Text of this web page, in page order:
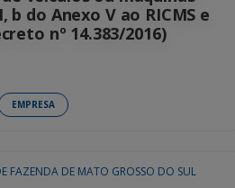
b do Anexo V ao RICMS e
nº 14.383/2016)
EMPRESA
FAZENDA DE MATO GROSSO DO SUL